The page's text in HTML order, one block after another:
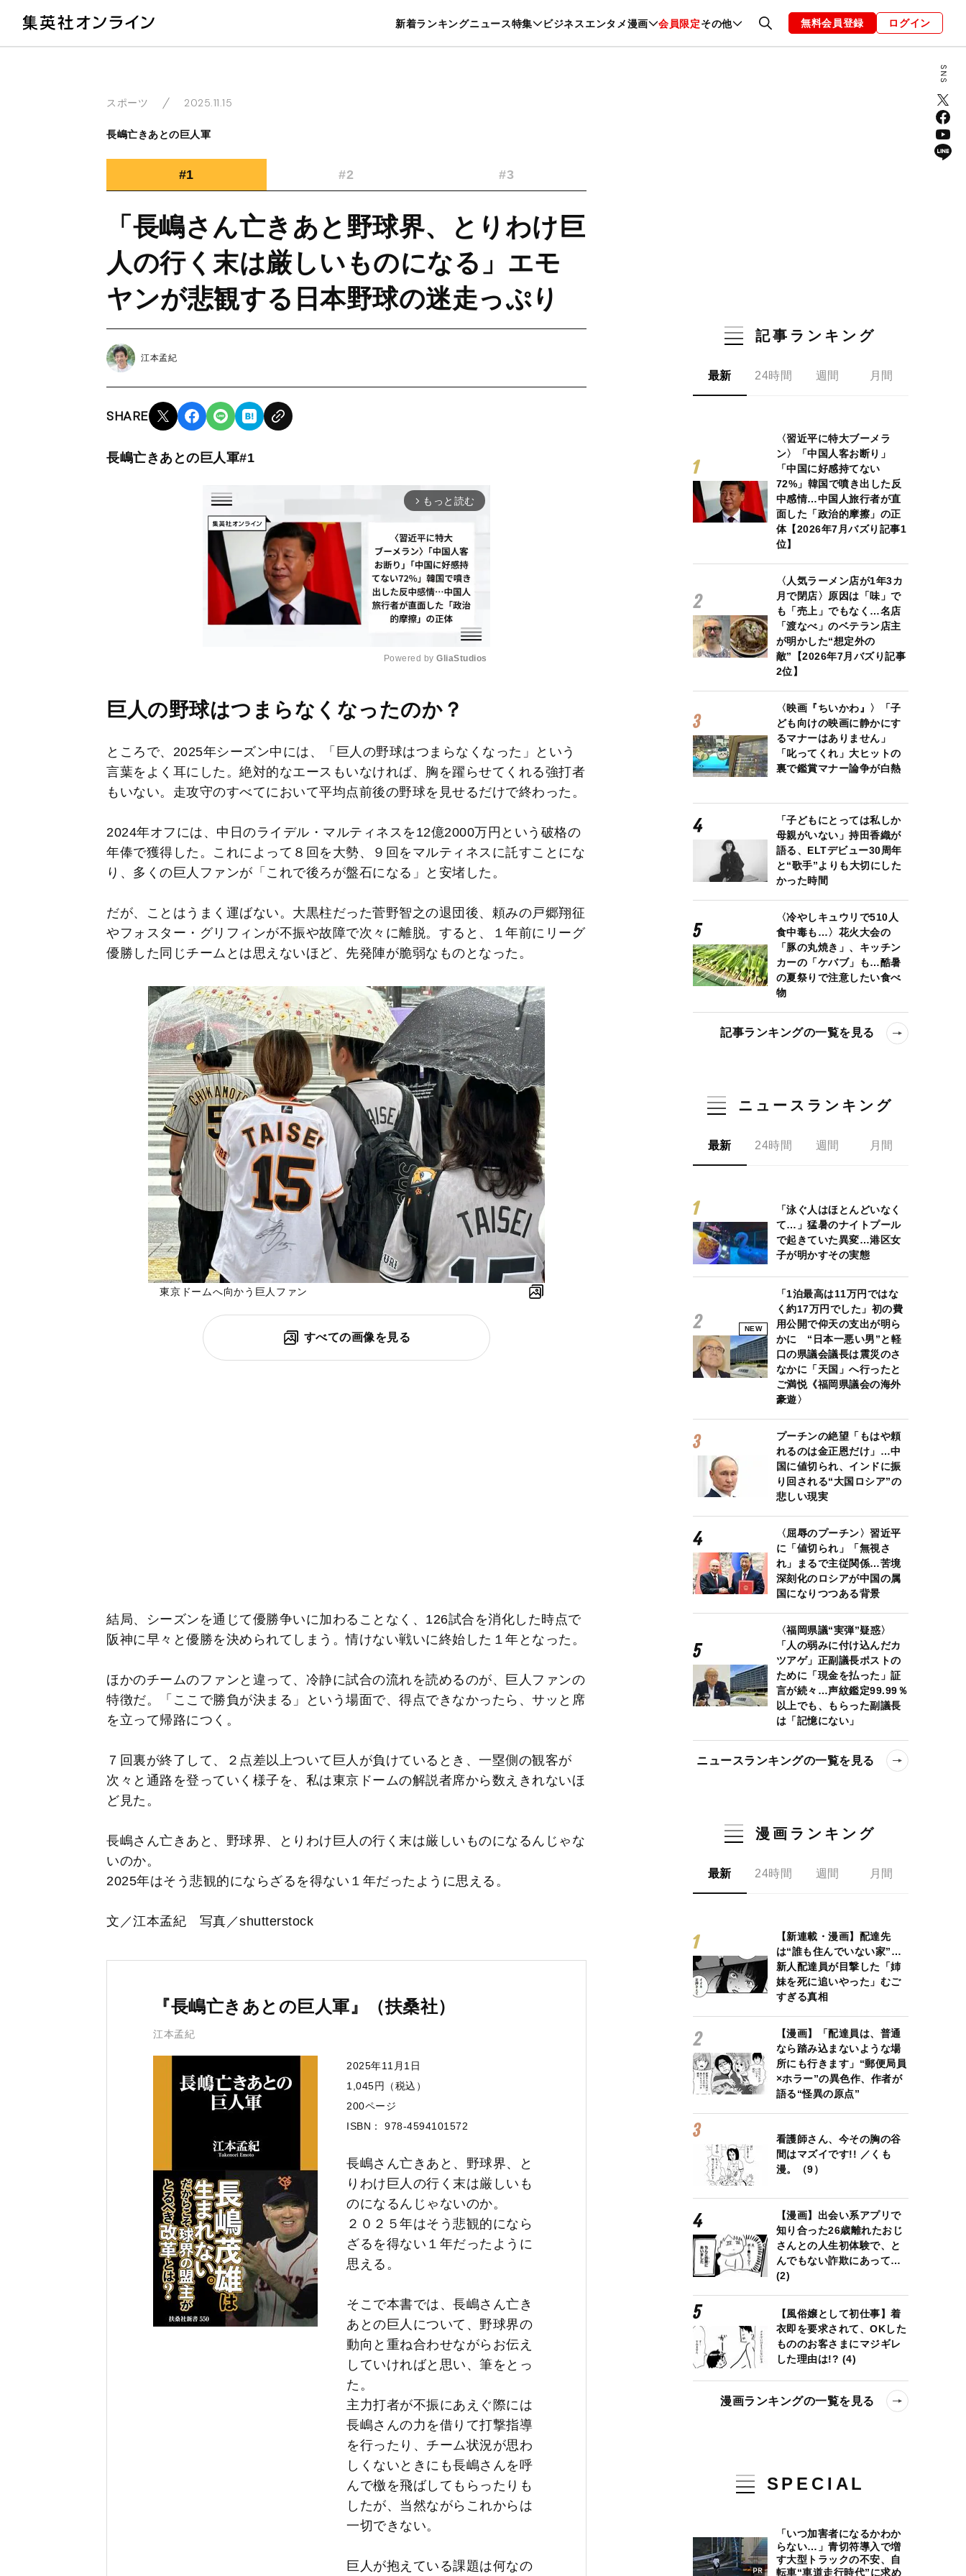
新着ランキングニュース特集 ビジネスエンタメ漫画 会員限定その他
暮らし スポーツ ヘルスケア 美容 グルメ ファッション 恋愛・結婚 編集部 お知らせ
無料会員登録 ログイン
スポーツ 2025.11.15
長嶋亡きあとの巨人軍
#1 #2 #3
「長嶋さん亡きあと野球界、とりわけ巨
人の行く末は厳しいものになる」エモ
ヤンが悲観する日本野球の迷走っぷり
江本孟紀
SHARE
長嶋亡きあとの巨人軍#1
arrow_forward_ios もっと読む
e
Powered by GliaStudios
巨人の野球はつまらなくなったのか？
ところで、2025年シーズン中には、「巨人の野球はつまらなくなった」という
言葉をよく耳にした。絶対的なエースもいなければ、胸を躍らせてくれる強打者
もいない。走攻守のすべてにおいて平均点前後の野球を見せるだけで終わった。
2024年オフには、中日のライデル・マルティネスを12億2000万円という破格の
年俸で獲得した。これによって８回を大勢、９回をマルティネスに託すことにな
り、多くの巨人ファンが「これで後ろが盤石になる」と安堵した。
だが、ことはうまく運ばない。大黒柱だった菅野智之の退団後、頼みの戸郷翔征
やフォスター・グリフィンが不振や故障で次々に離脱。すると、１年前にリーグ
優勝した同じチームとは思えないほど、先発陣が脆弱なものとなった。
東京ドームへ向かう巨人ファン
すべての画像を見る
結局、シーズンを通じて優勝争いに加わることなく、126試合を消化した時点で
阪神に早々と優勝を決められてしまう。情けない戦いに終始した１年となった。
ほかのチームのファンと違って、冷静に試合の流れを読めるのが、巨人ファンの
特徴だ。「ここで勝負が決まる」という場面で、得点できなかったら、サッと席
を立って帰路につく。
７回裏が終了して、２点差以上ついて巨人が負けているとき、一塁側の観客が
次々と通路を登っていく様子を、私は東京ドームの解説者席から数えきれないほ
ど見た。
長嶋さん亡きあと、野球界、とりわけ巨人の行く末は厳しいものになるんじゃな
いのか。
2025年はそう悲観的にならざるを得ない１年だったように思える。
文／江本孟紀 写真／shutterstock
『長嶋亡きあとの巨人軍』（扶桑社）
江本孟紀
2025年11月1日
1,045円（税込）
200ページ
ISBN： 978-4594101572
長嶋さん亡きあと、野球界、と
りわけ巨人の行く末は厳しいも
のになるんじゃないのか。
２０２５年はそう悲観的になら
ざるを得ない１年だったように
思える。
そこで本書では、長嶋さん亡き
あとの巨人について、野球界の
動向と重ね合わせながらお伝え
していければと思い、筆をとっ
た。
主力打者が不振にあえぐ際には
長嶋さんの力を借りて打撃指導
を行ったり、チーム状況が思わ
しくないときにも長嶋さんを呼
んで檄を飛ばしてもらったりも
したが、当然ながらこれからは
一切できない。
巨人が抱えている課題は何なの
記事ランキング
最新 24時間 週間 月間
〈習近平に特大ブーメラ
ン〉「中国人客お断り」
「中国に好感持てない
72%」韓国で噴き出した反
中感情…中国人旅行者が直
面した「政治的摩擦」の正
体【2026年7月バズり記事1
位】
〈人気ラーメン店が1年3カ
月で閉店〉原因は「味」で
も「売上」でもなく…名店
「渡なべ」のベテラン店主
が明かした“想定外の
敵”【2026年7月バズり記事
2位】
〈映画『ちいかわ』〉「子
ども向けの映画に静かにす
るマナーはありません」
「叱ってくれ」大ヒットの
裏で鑑賞マナー論争が白熱
「子どもにとっては私しか
母親がいない」持田香織が
語る、ELTデビュー30周年
と“歌手”よりも大切にした
かった時間
〈冷やしキュウリで510人
食中毒も…〉花火大会の
「豚の丸焼き」、キッチン
カーの「ケバブ」も…酷暑
の夏祭りで注意したい食べ
物
記事ランキングの一覧を見る
ニュースランキング
最新 24時間 週間 月間
「泳ぐ人はほとんどいなく
て…」猛暑のナイトプール
で起きていた異変…港区女
子が明かすその実態
NEW
「1泊最高は11万円ではな
く約17万円でした」初の費
用公開で仰天の支出が明ら
かに “日本一悪い男”と軽
口の県議会議長は震災のさ
なかに「天国」へ行ったと
ご満悦《福岡県議会の海外
豪遊〉
プーチンの絶望「もはや頼
れるのは金正恩だけ」…中
国に値切られ、インドに振
り回される“大国ロシア”の
悲しい現実
〈屈辱のプーチン〉習近平
に「値切られ」「無視さ
れ」まるで主従関係…苦境
深刻化のロシアが中国の属
国になりつつある背景
〈福岡県議“実弾”疑惑〉
「人の弱みに付け込んだカ
ツアゲ」正副議長ポストの
ために「現金を払った」証
言が続々…声紋鑑定99.99％
以上でも、もらった副議長
は「記憶にない」
ニュースランキングの一覧を見る
漫画ランキング
最新 24時間 週間 月間
【新連載・漫画】配達先
は“誰も住んでいない家”…
新人配達員が目撃した「姉
妹を死に追いやった」むご
すぎる真相
【漫画】「配達員は、普通
なら踏み込まないような場
所にも行きます」“郵便局員
×ホラー”の異色作、作者が
語る“怪異の原点”
看護師さん、今その胸の谷
間はマズイです!! ／くも
漫。（9）
【漫画】出会い系アプリで
知り合った26歳離れたおじ
さんとの人生初体験で、と
んでもない詐欺にあって…
(2)
【風俗嬢として初仕事】着
衣即を要求されて、OKした
もののお客さまにマジギレ
した理由は!? (4)
漫画ランキングの一覧を見る
SPECIAL
「いつ加害者になるかわか
らない…」青切符導入で増
す大型トラックの不安、自
転車“車道走行時代”に求め